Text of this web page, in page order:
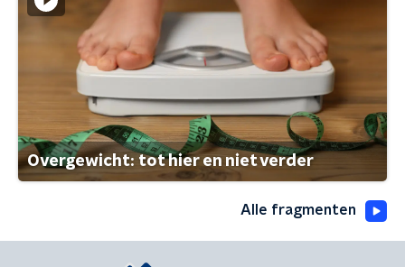
Overgewicht: tot hier en niet verder
Alle fragmenten